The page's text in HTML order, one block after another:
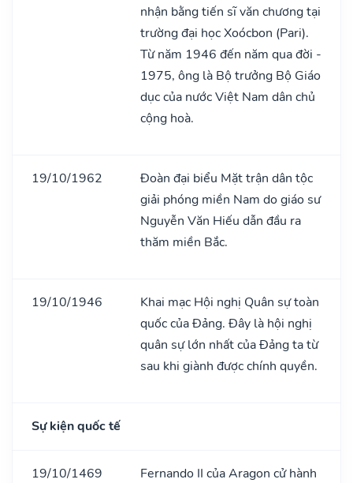
nhận bằng tiến sĩ văn chương tại
trường đại học Xoócbon (Pari).
Từ năm 1946 đến năm qua đời -
1975, ông là Bộ trưởng Bộ Giáo
dục của nước Việt Nam dân chủ
cộng hoà.
19/10/1962
Đoàn đại biểu Mặt trận dân tộc
giải phóng miền Nam do giáo sư
Nguyễn Văn Hiếu dẫn đầu ra
thăm miền Bắc.
19/10/1946
Khai mạc Hội nghị Quân sự toàn
quốc của Đảng. Đây là hội nghị
quân sự lớn nhất của Đảng ta từ
sau khi giành được chính quyền.
Sự kiện quốc tế
19/10/1469
Fernando II của Aragon cử hành